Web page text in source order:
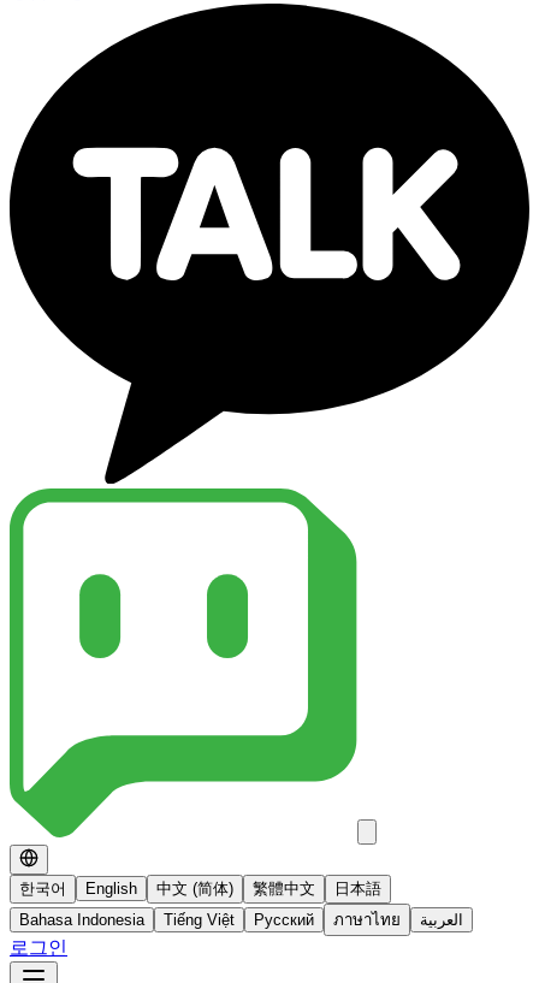
한국어 English 中文 (简体) 繁體中文
日本語
Bahasa Indonesia
Tiếng Việt Русский ภาษาไทย العربية
로그인